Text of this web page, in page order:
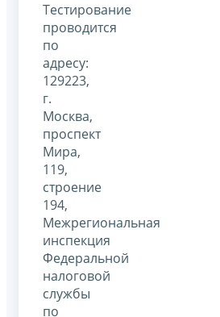
Тестирование
проводится
по
адресу:
129223,
г.
Москва,
проспект
Мира,
119,
строение
194,
Межрегиональная
инспекция
Федеральной
налоговой
службы
по